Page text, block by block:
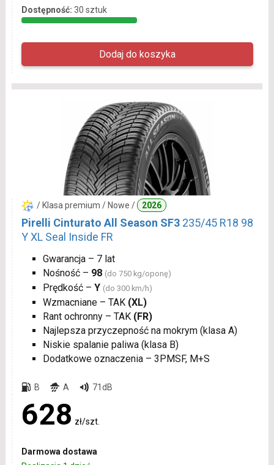
Dostępność: 30 sztuk
/ Klasa premium / Nowe / 2026
Pirelli Cinturato All Season SF3 235/45 R18 98
Y XL Seal Inside FR
Gwarancja – 7 lat
Nośność – 98 (do 750 kg/oponę)
Prędkość – Y (do 300 km/h)
Wzmacniane – TAK (XL)
Rant ochronny – TAK (FR)
Najlepsza przyczepność na mokrym (klasa A)
Niskie spalanie paliwa (klasa B)
Dodatkowe oznaczenia – 3PMSF, M+S
B A 71dB
628 zł/szt.
Darmowa dostawa